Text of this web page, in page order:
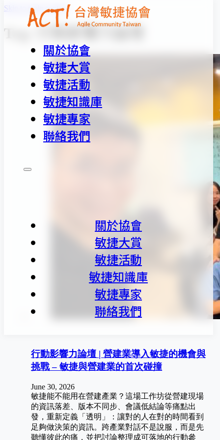
Skip to main content
關於協會
敏捷大賞
敏捷活動
敏捷知識庫
敏捷專家
聯絡我們
關於協會
敏捷大賞
敏捷活動
敏捷知識庫
敏捷專家
聯絡我們
Tag:
行動影響力論壇 | 營建業導入敏捷的機會與
挑戰 – 敏捷與營建業的首次碰撞
June 30, 2026
敏捷能不能用在營建產業？這場工作坊從營建現場
的資訊落差、版本不同步、會議低結論等痛點出
發，重新定義「透明」：讓對的人在對的時間看到
足夠做決策的資訊。跨產業對話不是說服，而是先
聽懂彼此的痛，並把討論整理成可落地的行動參